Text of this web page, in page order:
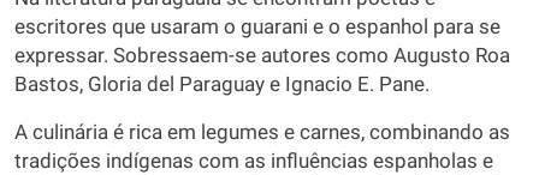
escritores que usaram o guarani e o espanhol para se
expressar. Sobressaem-se autores como Augusto Roa
Bastos, Gloria del Paraguay e Ignacio E. Pane.
A culinária é rica em legumes e carnes, combinando as
tradições indígenas com as influências espanholas e